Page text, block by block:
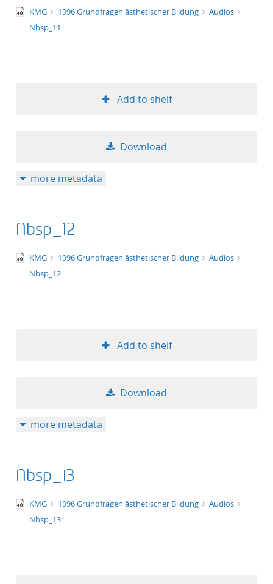
50
audio/x-
wav
KMG 1996 Grundfragen ästhetischer Bildung
Audios
Nbsp_11
Add to shelf
Download
more metadata
Nbsp_12
audio/x-
wav
KMG 1996 Grundfragen ästhetischer Bildung
Audios
Nbsp_12
Add to shelf
Download
more metadata
Nbsp_13
audio/x-
wav
KMG 1996 Grundfragen ästhetischer Bildung
Audios
Nbsp_13